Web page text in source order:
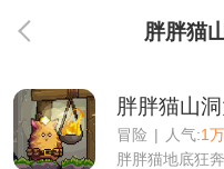
胖胖猫
胖胖猫山
冒险 | 人气:1
胖胖猫地底狂奔